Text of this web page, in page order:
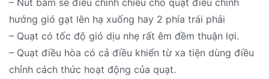
hướng gió gạt lên hạ xuống hay 2 phía trái phải
– Quạt có tốc độ gió dịu nhẹ rất êm đềm thuận lợi.
– Quạt điều hòa có cả điều khiển từ xa tiện dùng điều
chỉnh cách thức hoạt động của quạt.